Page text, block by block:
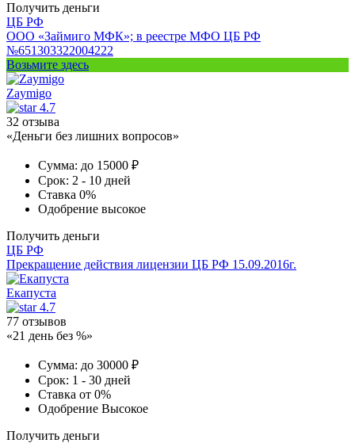
Получить деньги
ЦБ РФ
ООО «Займиго МФК»; в реестре МФО ЦБ РФ
№651303322004222
Возьмите здесь
Zaymigo
4.7
32 отзыва
«Деньги без лишних вопросов»
Сумма: до 15000 ₽
Срок: 2 - 10 дней
Ставка 0%
Одобрение высокое
Получить деньги
ЦБ РФ
Прекращение действия лицензии ЦБ РФ 15.09.2016г.
Екапуста
4.7
77 отзывов
«21 день без %»
Сумма: до 30000 ₽
Срок: 1 - 30 дней
Ставка от 0%
Одобрение Высокое
Получить деньги